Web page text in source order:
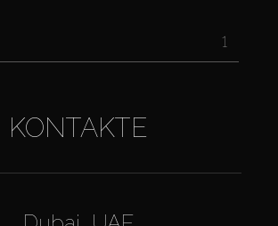
1
KONTAKTE